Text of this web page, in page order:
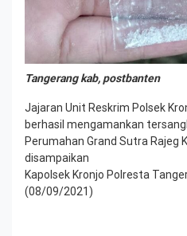
Tangerang kab, postbanten
Jajaran Unit Reskrim Polsek
berhasil mengamankan
Perumahan Grand Sutra Rajeg
disampaikan
Kapolsek Kronjo Polresta
(08/09/2021)